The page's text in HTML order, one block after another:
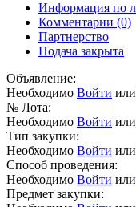
Информация по
Комментарии (0)
Партнерство
Подача закрыта
Объявление:
Необходимо Войти или
№ Лота:
Необходимо Войти или
Тип закупки:
Необходимо Войти или
Способ проведения:
Необходимо Войти или
Предмет закупки: